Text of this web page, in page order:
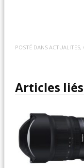
POSTÉ DANSACTUALITES,
Articles liés